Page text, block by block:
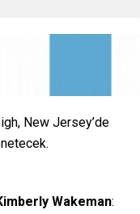
New Jersey’de
Wakeman: